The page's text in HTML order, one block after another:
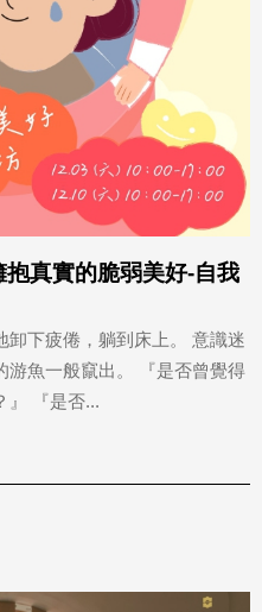
抱真實的脆弱美好-自我
卸下疲倦，躺到床上。 意識迷
游魚一般竄出。 『是否曾覺得
』 『是否...